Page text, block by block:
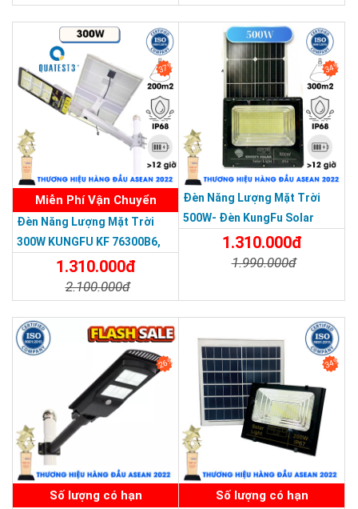
đèn lên đến hơn 25 năm.
Dễ lắp đặt:
Quý khách chỉ cần để tấm pin năng lượng mặt trời
ở nơi có nhiều ánh nắng mặt trời và kết nối tới đèn là đã có
thể sử dụng.
THƯƠNG HIỆU HÀNG ĐẦU ASEAN 2022
SẢN PHẨM DỊCH VỤ CHẤT LƯỢNG ASEAN 2019
37%
Miễn Phí Vận Chuyển
Đèn Năng Lượng Mặt Trời
300W KUNGFU KF 76300B6,
IP68, Bảng Giá 2026
1.310.000đ
2.100.000đ
34%
Đèn Năng Lượng Mặt Trời
500W- Đèn KungFu Solar
Năng Lượng Mặt Trời 500W,IP
67 Loại Lớn
1.310.000đ
1.990.000đ
26%
Số lượng có hạn
34%
Số lượng có hạn